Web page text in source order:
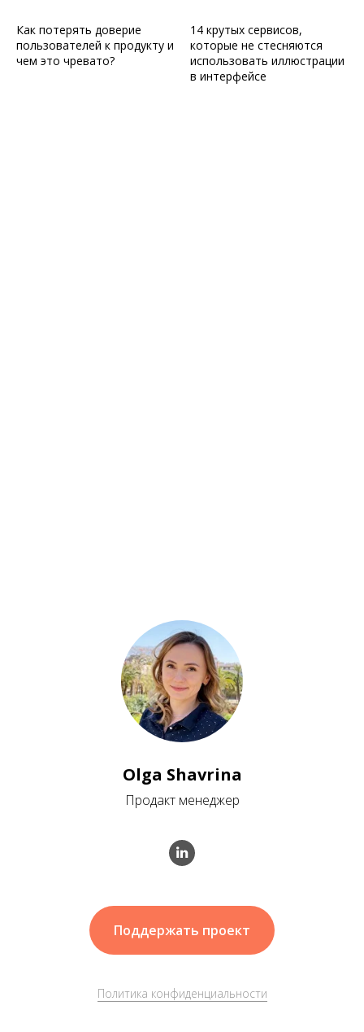
Как потерять доверие
пользователей к продукту и
чем это чревато?
14 крутых сервисов,
которые не стесняются
использовать иллюстрации
в интерфейсе
Olga Shavrina
Продакт менеджер
Поддержать проект
Политика конфиденциальности